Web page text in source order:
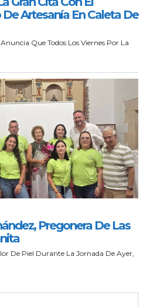
Artesanía En Caleta De
Que Todos Los Viernes Por La
Pregonera De Las
De Piel Durante La Jornada De Ayer,